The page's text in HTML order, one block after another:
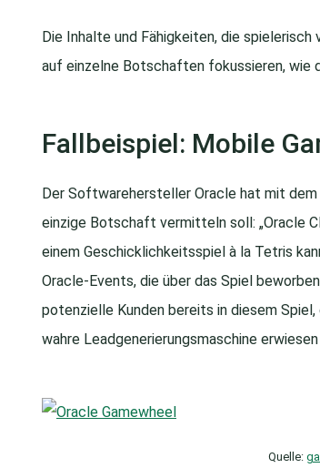
Die Inhalte und Fähigkeiten, die
auf einzelne Botschaften fokussieren, wie
Fallbeispiel: Mobile
Der Softwarehersteller Oracle hat mit
einzige Botschaft vermitteln soll: „Oracle
einem Geschicklichkeitsspiel à la Tetris
Oracle-Events, die über das Spiel
potenzielle Kunden bereits in diesem
wahre Leadgenerierungsmaschine
Quelle: